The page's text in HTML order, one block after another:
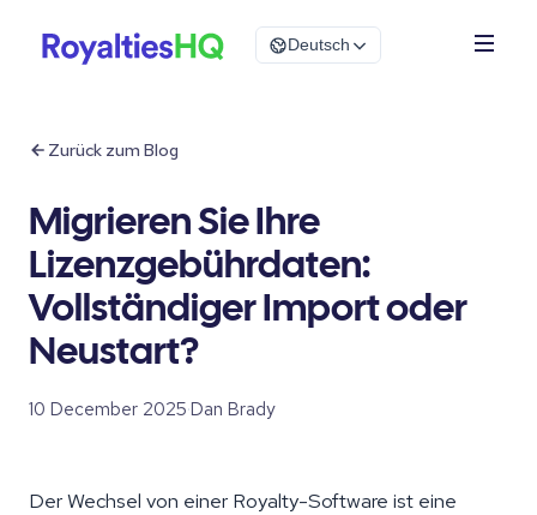
Deutsch
Zurück zum Blog
Migrieren Sie Ihre
Lizenzgebührdaten:
Vollständiger Import oder
Neustart?
10 December 2025·Dan Brady
Der Wechsel von einer Royalty-Software ist eine